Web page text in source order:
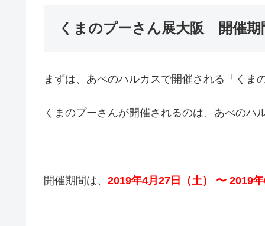
くまのプーさん展大阪 開催期
まずは、あべのハルカスで開催される「くま
くまのプーさんが開催されるのは、あべのハ
開催期間は、 2019年4月27日（土） 〜 2019